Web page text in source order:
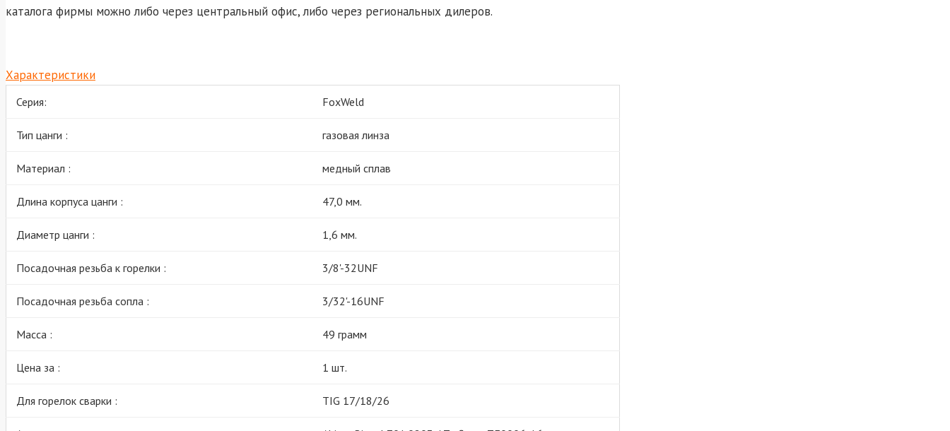
каталога фирмы можно либо через центральный офис, либо через региональных дилеров.
Характеристики
Серия: FoxWeld
Тип цанги : газовая линза
Материал : медный сплав
Длина корпуса цанги : 47,0 мм.
Диаметр цанги : 1,6 мм.
Посадочная резьба к горелки : 3/8'-32UNF
Посадочная резьба сопла : 3/32'-16UNF
Масса : 49 грамм
Цена за : 1 шт.
Для горелок сварки : TIG 17/18/26